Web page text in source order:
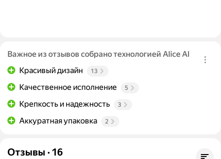
Важное из отзывов собрано технологией Alice AI
Красивый дизайн
13
Качественное исполнение 5
Крепкость и надежность 3
Аккуратная упаковка 2
Отзывы · 16